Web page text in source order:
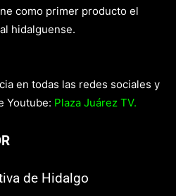
como primer producto el
hidalguense.
en todas las redes sociales y
Youtube: Plaza Juárez TV.
de Hidalgo